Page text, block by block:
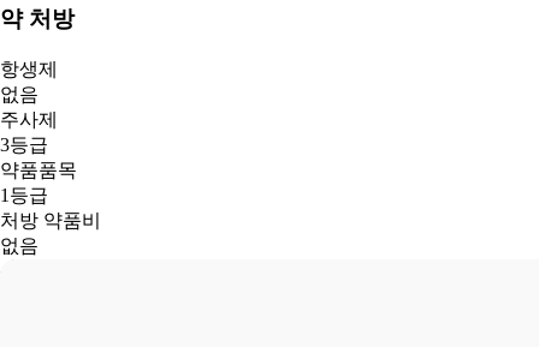
약 처방
항생제
없음
주사제
3등급
약품품목
1등급
처방 약품비
없음